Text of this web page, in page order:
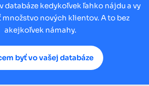
databáze kedykoľvek ľahko nájdu a vy
množstvo nových klientov. A to bez
akejkoľvek námahy.
byť vo vašej databáze